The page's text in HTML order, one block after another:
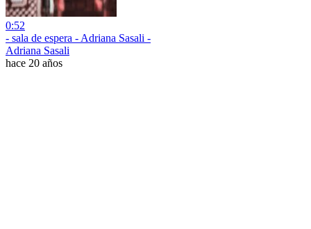
0:52
- sala de espera - Adriana Sasali -
Adriana Sasali
hace 20 años